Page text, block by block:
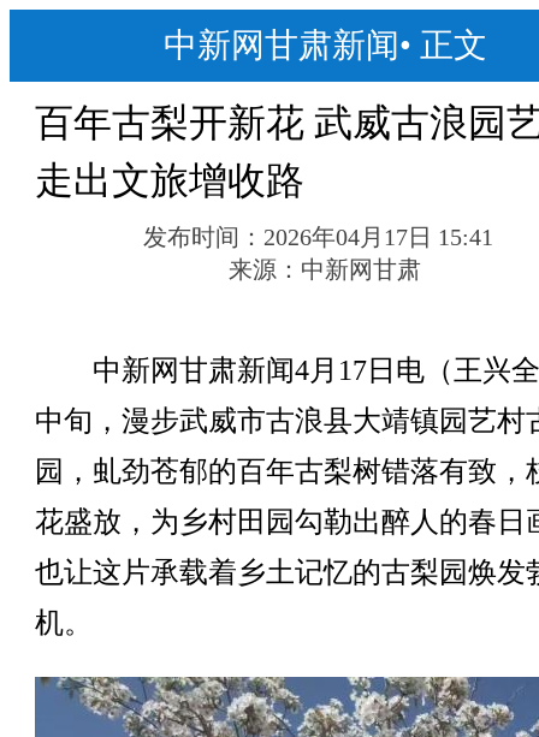
中新网甘肃新闻• 正文
百年古梨开新花 武威古浪园
走出文旅增收路
发布时间： 2026年04月17日 15:41
来源： 中新网甘肃
中新网甘肃新闻4月17日电（王兴
中旬，漫步武威市古浪县大靖镇园艺村
园，虬劲苍郁的百年古梨树错落有致，
花盛放，为乡村田园勾勒出醉人的春日
也让这片承载着乡土记忆的古梨园焕发
机。